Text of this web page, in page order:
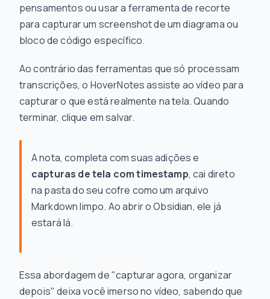
pensamentos ou usar a ferramenta de recorte
para capturar um screenshot de um diagrama ou
bloco de código específico.
Ao contrário das ferramentas que só processam
transcrições, o HoverNotes assiste ao vídeo para
capturar o que está realmente na tela. Quando
terminar, clique em salvar.
A nota, completa com suas adições e
capturas de tela com timestamp, cai direto
na pasta do seu cofre como um arquivo
Markdown limpo. Ao abrir o Obsidian, ele já
estará lá.
Essa abordagem de "capturar agora, organizar
depois" deixa você imerso no vídeo, sabendo que